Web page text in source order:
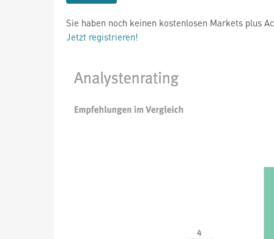
Sie haben noch keinen kostenlosen Markets plus
Jetzt registrieren!